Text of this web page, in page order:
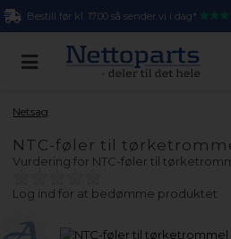
Bestill før kl. 17.00 så sender vi i dag*
Netsag
NTC-føler til
Vurdering for NTC-føler til
Log ind for at bedømme produktet